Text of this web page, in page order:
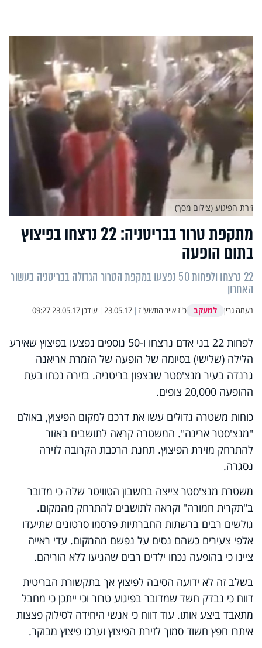
מתקפת טרור בבריטניה: 22 נרצחו בפיצוץ
בתום הופעה
22 נרצחו ולפחות 50 נפצעו במקפת הטרור הגדולה בבריטניה בעשור
האחרון
נעמה גרין למעקב כ"ז אייר התשע"ז |
23.05.17
| עודכן23.05.17 09:27
זירת הפיגוע (צילום מסך)
לפחות 22 בני אדם נרצחו ו-50 נוספים נפצעו בפיצוץ שאירע
הלילה (שלישי) בסיומה של הופעה של הזמרת אריאנה
גרנדה בעיר מנצ'סטר שבצפון בריטניה. בזירה נכחו בעת
ההופעה 20,000 צופים.
כוחות משטרה גדולים עשו את דרכם למקום הפיצוץ, באולם
"מנצ'סטר ארינה". המשטרה קראה לתושבים באזור
להתרחק מזירת הפיצוץ. תחנת הרכבת הקרובה לזירה
נסגרה.
משטרת מנצ'סטר צייצה בחשבון הטוויטר שלה כי מדובר
ב"תקרית חמורה" וקראה לתושבים להתרחק מהמקום.
גולשים רבים ברשתות החברתיות פרסמו סרטונים שתיעדו
אלפי צעירים כשהם נסים על נפשם מהמקום. עדי ראייה
ציינו כי בהופעה נכחו ילדים רבים שהגיעו ללא הוריהם.
בשלב זה לא ידועה הסיבה לפיצוץ אך בתקשורת הבריטית
דווח כי נבדק חשד שמדובר בפיגוע טרור וכי ייתכן כי מחבל
מתאבד ביצע אותו. עוד דווח כי אנשי היחידה לסילוק פצצות
איתרו חפץ חשוד סמוך לזירת הפיצוץ וערכו פיצוץ מבוקר.